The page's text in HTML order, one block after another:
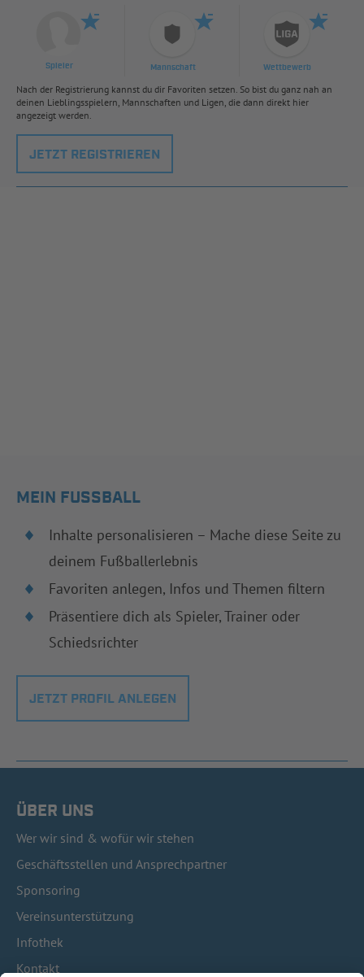
Spieler Mannschaft Wettbewerb
Nach der Registrierung kannst du dir Favoriten setzen. So bist du ganz nah an
deinen Lieblingsspielern, Mannschaften und Ligen, die dann direkt hier
angezeigt werden.
JETZT REGISTRIEREN
MEIN FUSSBALL
Inhalte personalisieren – Mache diese Seite zu
deinem Fußballerlebnis
Favoriten anlegen, Infos und Themen filtern
Präsentiere dich als Spieler, Trainer oder
Schiedsrichter
JETZT PROFIL ANLEGEN
ÜBER UNS
Wer wir sind & wofür wir stehen
Geschäftsstellen und Ansprechpartner
Sponsoring
Vereinsunterstützung
Infothek
Kontakt